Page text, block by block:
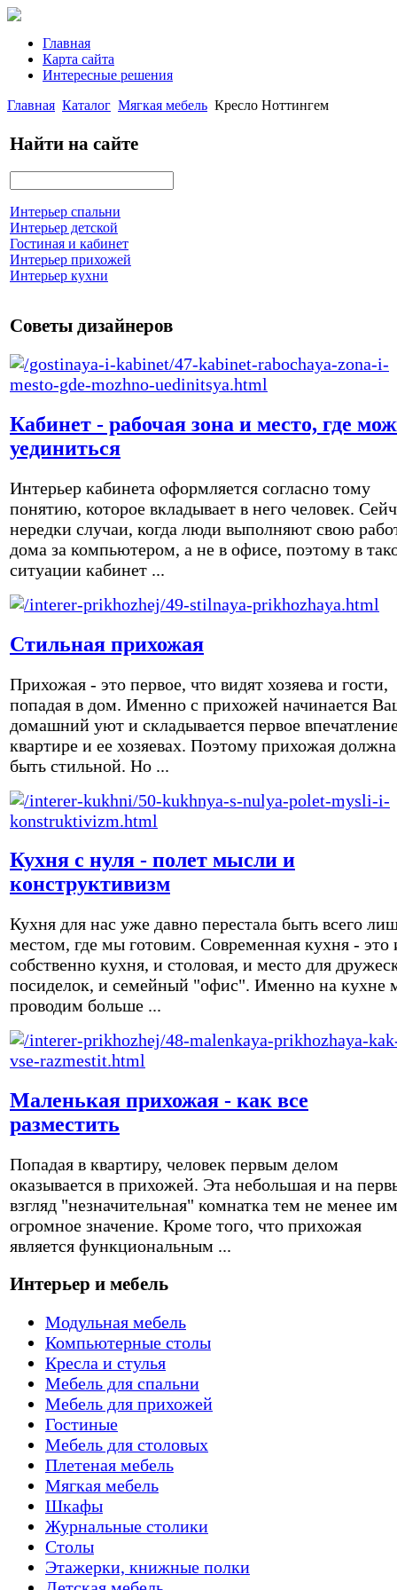
Главная
Карта сайта
Интересные решения
Главная Каталог Мягкая мебель Кресло Ноттингем
Найти на сайте
Интерьер спальни
Интерьер детской
Гостиная и кабинет
Интерьер прихожей
Интерьер кухни
Советы дизайнеров
Кабинет - рабочая зона и место, где
уединиться
Интерьер кабинета оформляется согласно тому
понятию, которое вкладывает в него человек.
нередки случаи, когда люди выполняют свою
дома за компьютером, а не в офисе, поэтому в
ситуации кабинет ...
Стильная прихожая
Прихожая - это первое, что видят хозяева и гости,
попадая в дом. Именно с прихожей начинается
домашний уют и складывается первое
квартире и ее хозяевах. Поэтому прихожая должна
быть стильной. Но ...
Кухня с нуля - полет мысли и
конструктивизм
Кухня для нас уже давно перестала быть всего
местом, где мы готовим. Современная кухня - это
собственно кухня, и столовая, и место для
посиделок, и семейный "офис". Именно на кухне
проводим больше ...
Маленькая прихожая - как все
разместить
Попадая в квартиру, человек первым делом
оказывается в прихожей. Эта небольшая и на
взгляд "незначительная" комнатка тем не менее
огромное значение. Кроме того, что прихожая
является функциональным ...
Интерьер и мебель
Модульная мебель
Компьютерные столы
Кресла и стулья
Мебель для спальни
Мебель для прихожей
Гостиные
Мебель для столовых
Плетеная мебель
Мягкая мебель
Шкафы
Журнальные столики
Столы
Этажерки, книжные полки